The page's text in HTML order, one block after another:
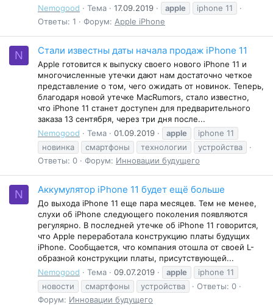
Nemogood
Тема 17.09.2019 apple
iphone 11
Ответы: 1
Форум: Apple iPhone
N Стали известны даты начала продаж iPhone 11
Apple готовится к выпуску своего нового iPhone 11 и
многочисленные утечки дают нам достаточно четкое
представление о том, чего ожидать от новинок. Теперь,
благодаря новой утечке MacRumors, стало известно,
что iPhone 11 станет доступен для предварительного
заказа 13 сентября, через три дня после...
Nemogood
Тема 01.09.2019 apple
iphone 11
новинка
смартфоны технологии
устройства
Ответы: 0
Форум: Инновации будущего
N Аккумулятор iPhone 11 будет ещё больше
До выхода iPhone 11 еще пара месяцев. Тем не менее,
слухи об iPhone следующего поколения появляются
регулярно. В последней утечке об iPhone 11 говорится,
что Apple переработала конструкцию платы будущих
iPhone. Сообщается, что компания отошла от своей L-
образной конструкции платы, присутствующей...
Nemogood
Тема 09.07.2019 apple
iphone 11
новости
смартфоны устройства
Ответы: 0
Форум: Инновации будущего